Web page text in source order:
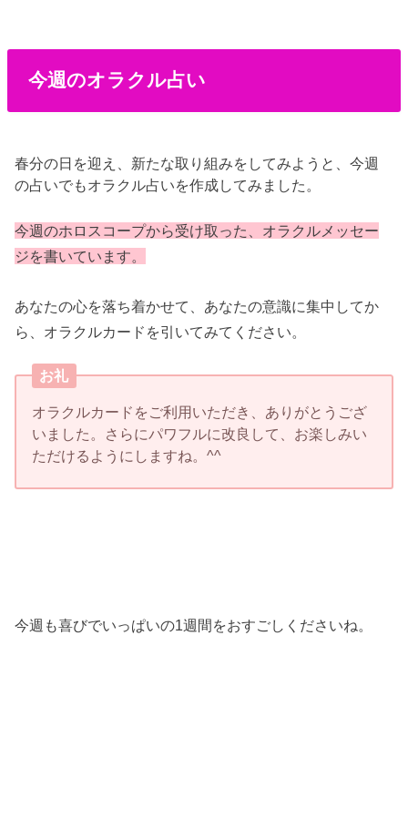
今週のオラクル占い
春分の日を迎え、新たな取り組みをしてみようと、今週
の占いでもオラクル占いを作成してみました。
今週のホロスコープから受け取った
、オラクルメッセー
ジを書いています。
あなたの心を落ち着かせて、あなたの意識に集中してか
ら、オラクルカードを引いてみてください。
お礼
オラクルカードをご利用いただき、ありがとうござ
いました。さらにパワフルに改良して、お楽しみい
ただけるようにしますね。^^
今週も喜びでいっぱいの1週間をおすごしくださいね。